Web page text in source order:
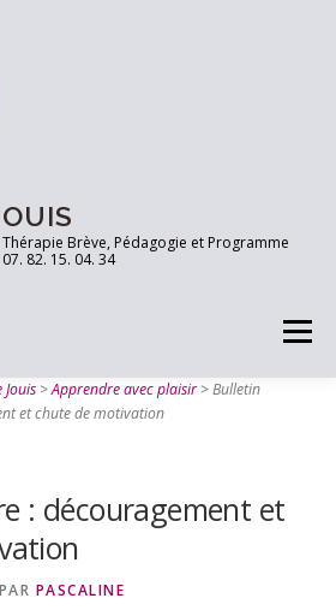
Thérapie Brève, Pédagogie et Programme
82. 15. 04. 34
Menu
VOUS! LES OUTILS
Jouis>Apprendre avec plaisir>Bulletin
et chute de motivation
: découragement et
PAR PASCALINE